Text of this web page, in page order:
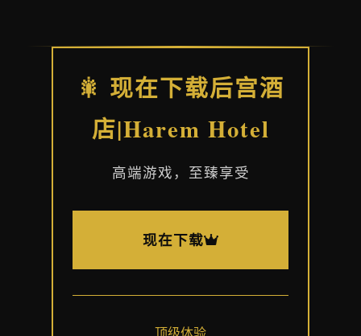
🎇 现在下载后宫酒
店|Harem Hotel
高端游戏，至臻享受
现在下载
顶级体验